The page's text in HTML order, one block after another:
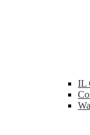
IL